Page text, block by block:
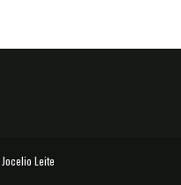
Jocelio Leite